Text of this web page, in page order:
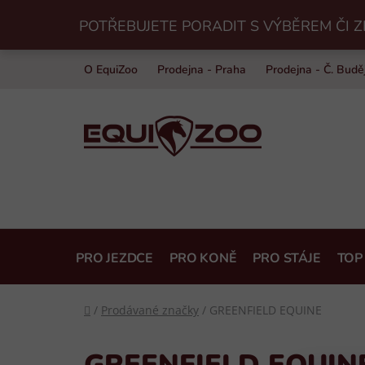
obsah
POTŘEBUJETE PORADIT S VÝBĚREM ČI
O EquiZoo Prodejna - Praha Prodejna - Č.
PRO JEZDCE PRO KONĚ PRO STÁJE
Domů
/ Prodávané značky / GREENFIELD EQUINE